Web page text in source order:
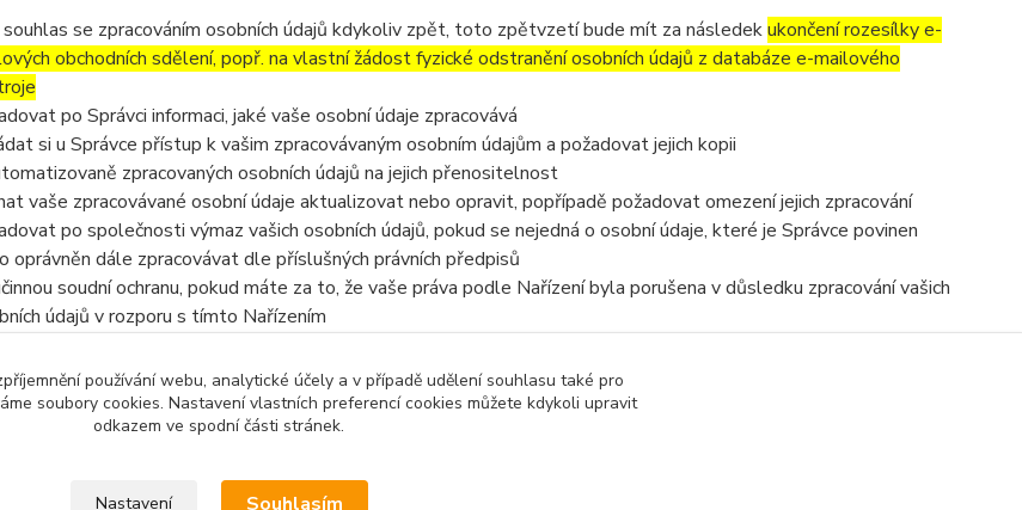
se zpracováním osobních údajů kdykoliv zpět, toto zpětvzetí bude mít za následekukončení rozesílky e-
obchodních sdělení, popř. na vlastní žádost fyzické odstranění osobních údajů z databáze e-mailového
po Správci informaci, jaké vaše osobní údaje zpracovává
si u Správce přístup k vašim zpracovávaným osobním údajům a požadovat jejich kopii
zpracovaných osobních údajů na jejich přenositelnost
vaše zpracovávané osobní údaje aktualizovat nebo opravit, popřípadě požadovat omezení jejich zpracování
po společnosti výmaz vašich osobních údajů, pokud se nejedná o osobní údaje, které je Správce povinen
oprávněn dále zpracovávat dle příslušných právních předpisů
soudní ochranu, pokud máte za to, že vaše práva podle Nařízení byla porušena v důsledku zpracování vašich
údajů v rozporu s tímto Nařízením
pro ochranu osobních údajů
používání webu, analytické účely a v případě udělení souhlasu také pro
soubory cookies. Nastavení vlastních preferencí cookies můžete kdykoli upravit
odkazem ve spodní části stránek.
Nastavení Souhlasím